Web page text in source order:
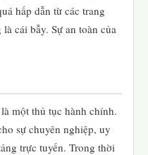
hấp dẫn từ các trang
cái bẫy. Sự an toàn của
một thủ tục hành chính.
sự chuyên nghiệp, uy
trực tuyến. Trong thời